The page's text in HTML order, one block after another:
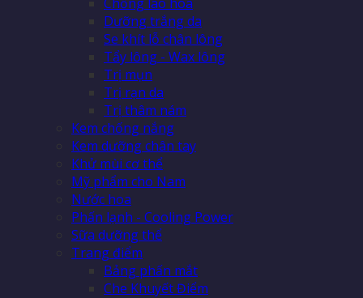
Dưỡng trắng da
Se khít lỗ chân lông
Tẩy lông - Wax lông
Trị mụn
Trị rạn da
Trị thâm nám
Kem chống nắng
Kem dưỡng chân tay
Khử mùi cơ thể
Mỹ phẩm cho Nam
Nước hoa
Phấn lạnh - Cooling Power
Sữa dưỡng thể
Trang điểm
Bảng phấn mắt
Che Khuyết Điểm